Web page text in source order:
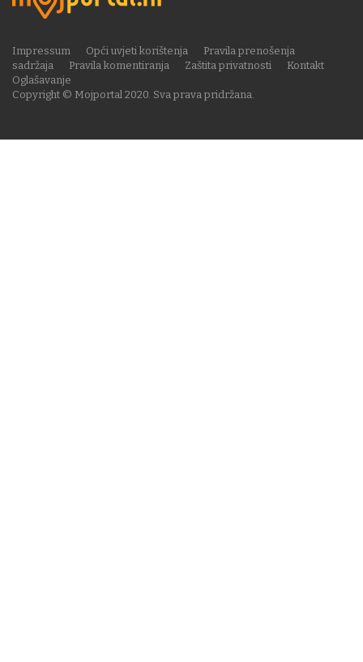
Copyright © Mojportal 2020. Sva prava pridržana.
Impressum Opći uvjeti korištenja
Pravila prenošenja
sadržaja
Pravila komentiranja Zaštita privatnosti
Kontakt
Oglašavanje